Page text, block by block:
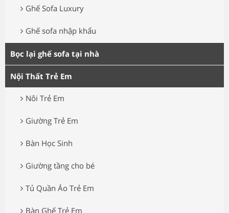
Ghế Sofa Luxury
Ghế sofa nhập khẩu
Bọc lại ghế sofa tại nhà
Nội Thất Trẻ Em
Nôi Trẻ Em
Giường Trẻ Em
Bàn Học Sinh
Giường tầng cho bé
Tủ Quần Áo Trẻ Em
Bàn Ghế Trẻ Em